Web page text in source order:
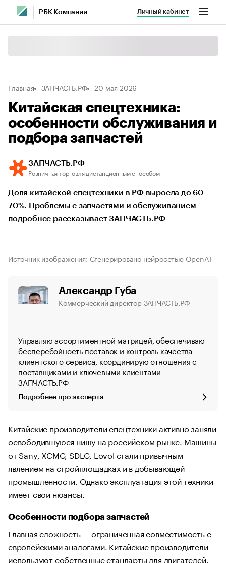
РБК Компании Личный кабинет
Главная ЗАПЧАСТЬ.РФ 20 мая 2026
Китайская спецтехника:
особенности обслуживания и
подбора запчастей
ЗАПЧАСТЬ.РФ
Розничная торговля дистанционным способом
Доля китайской спецтехники в РФ выросла до 60–
70%. Проблемы с запчастями и обслуживанием —
подробнее рассказывает ЗАПЧАСТЬ.РФ
Источник изображения: Сгенерировано нейросетью OpenAI
Александр Губа
Коммерческий директор ЗАПЧАСТЬ.РФ
Управляю ассортиментной матрицей, обеспечиваю
бесперебойность поставок и контроль качества
клиентского сервиса, координирую отношения с
поставщиками и ключевыми клиентами
ЗАПЧАСТЬ.РФ
Подробнее про эксперта
Китайские производители спецтехники активно заняли
освободившуюся нишу на российском рынке. Машины
от Sany, XCMG, SDLG, Lovol стали привычным
явлением на стройплощадках и в добывающей
промышленности. Однако эксплуатация этой техники
имеет свои нюансы.
Особенности подбора запчастей
Главная сложность — ограниченная совместимость с
европейскими аналогами. Китайские производители
используют собственные стандарты для двигателей,